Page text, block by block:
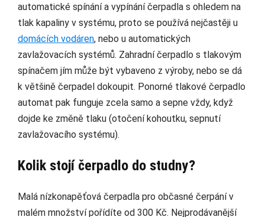
automatické spínání a vypínání čerpadla s ohledem na
tlak kapaliny v systému, proto se používá nejčastěji u
domácích vodáren, nebo u automatických
zavlažovacích systémů. Zahradní čerpadlo s tlakovým
spínačem jím může být vybaveno z výroby, nebo se dá
k většině čerpadel dokoupit. Ponorné tlakové čerpadlo
automat pak funguje zcela samo a sepne vždy, když
dojde ke změně tlaku (otočení kohoutku, sepnutí
zavlažovacího systému).
Kolik stojí čerpadlo do studny?
Malá nízkonapěťová čerpadla pro občasné čerpání v
malém množství pořídíte od 300 Kč. Nejprodávanější